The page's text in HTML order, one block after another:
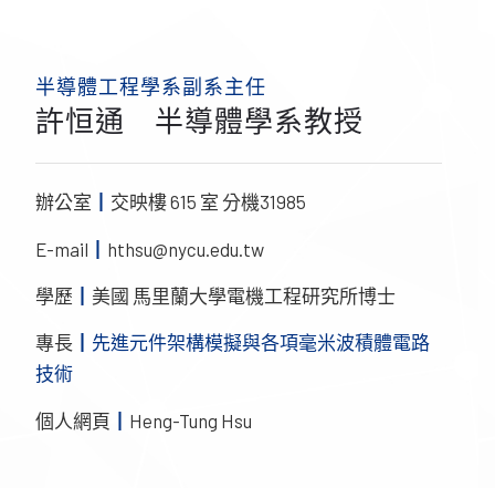
半導體工程學系副系主任
許恒通 半導體學系教授
辦公室 交映樓 615 室 分機31985
E-mail hthsu@nycu.edu.tw
學歷 美國 馬里蘭大學電機工程研究所博士
專長 ┃先進元件架構模擬與各項毫米波積體電路
技術
個人網頁 Heng-Tung Hsu